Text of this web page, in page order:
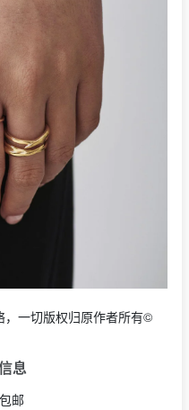
，一切版权归原作者所有©
息
邮